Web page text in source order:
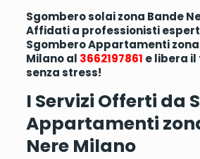
Sgombero solai zona Bande
Affidati a professionisti
Sgombero Appartamenti
Milano al 3662197861 e libera
senza stress!
I Servizi Offerti da
Appartamenti
Nere Milano